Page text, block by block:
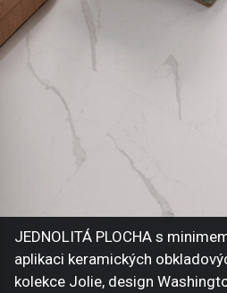
JEDNOLITÁ PLOCHA s
aplikaci keramických
kolekce Jolie, design